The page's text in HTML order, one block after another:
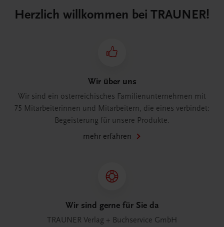
Herzlich willkommen bei TRAUNER!
Wir über uns
Wir sind ein österreichisches Familienunternehmen mit
75 Mitarbeiterinnen und Mitarbeitern, die eines verbindet:
Begeisterung für unsere Produkte.
mehr erfahren
Wir sind gerne für Sie da
TRAUNER Verlag + Buchservice GmbH